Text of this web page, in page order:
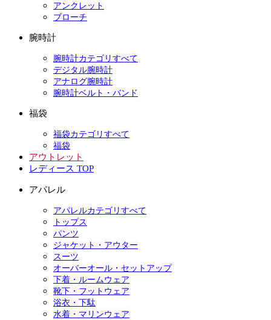
アンクレット
ブローチ
腕時計
腕時計カテゴリすべて
デジタル腕時計
アナログ腕時計
腕時計ベルト・バンド
福袋
福袋カテゴリすべて
福袋
アウトレット
レディース TOP
アパレル
アパレルカテゴリすべて
トップス
パンツ
ジャケット・アウター
スーツ
オーバーオール・セットアップ
下着・ルームウェア
靴下・フットウェア
浴衣・下駄
水着・マリンウェア